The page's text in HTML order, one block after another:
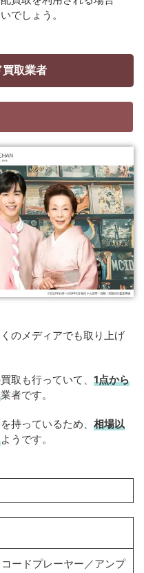
でしょう。
買取業者
のメディアでも取り上げ
取も行っていて、 1点から
業者です。
持っているため、 相場以
ようです。
ードプレーヤー／アンプ